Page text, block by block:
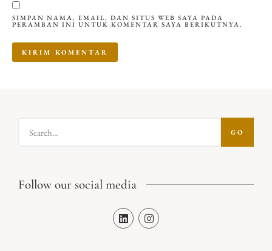
SIMPAN NAMA, EMAIL, DAN SITUS WEB SAYA PADA
PERAMBAN INI UNTUK KOMENTAR SAYA BERIKUTNYA.
GO
Follow our social media